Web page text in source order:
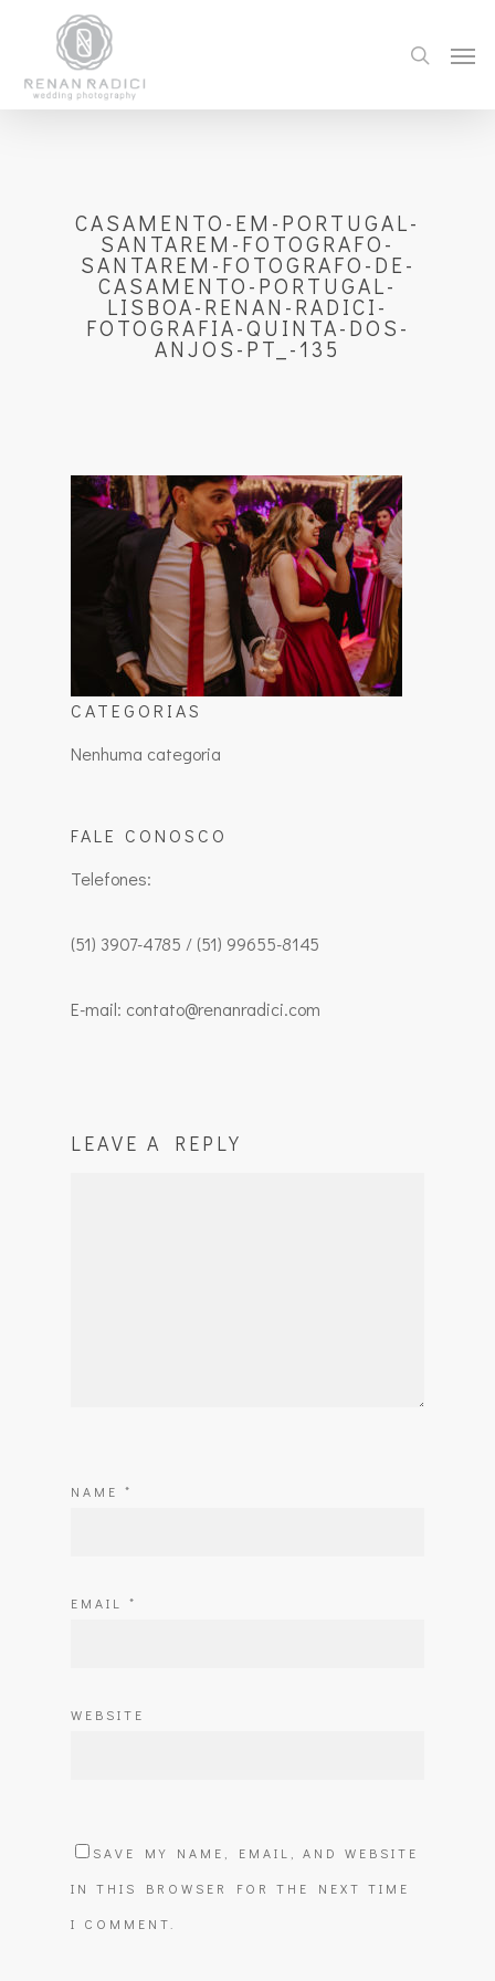
CASAMENTO-EM-PORTUGAL-
SANTAREM-FOTOGRAFO-
SANTAREM-FOTOGRAFO-DE-
CASAMENTO-PORTUGAL-
LISBOA-RENAN-RADICI-
FOTOGRAFIA-QUINTA-DOS-
ANJOS-PT_-135
CATEGORIAS
Nenhuma categoria
FALE CONOSCO
Telefones:
(51) 3907-4785 / (51) 99655-8145
E-mail: contato@renanradici.com
LEAVE A REPLY
NAME *
EMAIL *
WEBSITE
SAVE MY NAME, EMAIL, AND WEBSITE
IN THIS BROWSER FOR THE NEXT TIME
I COMMENT.